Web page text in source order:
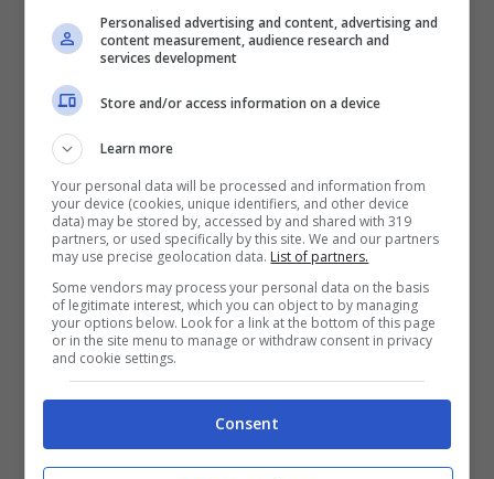
ma prima lei era solamente Raffaella Pelloni.
Ovvero la bambina cresciuta senza padre (i
suoi divorziarono quando lei era appena
nata) e ad un certo punto anche senza
madre,visto che a soli 8 annilei lasciò
casa sua in Emilia-Romagna per andare a
studiare prima danza e poi cinema a Roma.
Qui fino ai 14 anni frequentò l’accademia di
ballo della russa Jia Ruskaja, la quale causò
l’abbandono della Carrà dicendole di non
Personalised advertising and content, advertising and
content measurement, audience research and
services development
Store and/or access information on a device
Learn more
Your personal data will be processed and information from
your device (cookies, unique identifiers, and other device
data) may be stored by, accessed by and shared with 319
partners, or used specifically by this site. We and our partners
may use precise geolocation data. List of partners.
Some vendors may process your personal data on the basis
of legitimate interest, which you can object to by managing
your options below. Look for a link at the bottom of this page
or in the site menu to manage or withdraw consent in privacy
and cookie settings.
Consent